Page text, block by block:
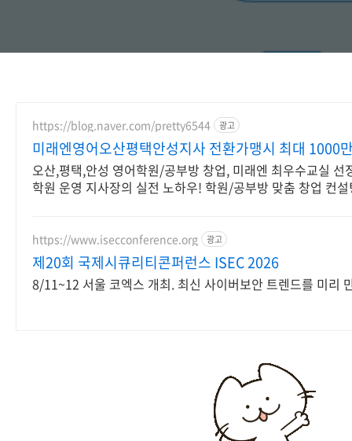
https://blog.naver.com/pretty6544 광고
미래엔영어오산평택안성지사 전환가맹시 최대 1000
오산,평택,안성 영어학원/공부방 창업, 미래엔 최우수교실 선
학원 운영 지사장의 실전 노하우! 학원/공부방 맞춤 창업 컨
https://www.isecconference.org 광고
제20회 국제시큐리티콘퍼런스 ISEC 2026
8/11~12 서울 코엑스 개최. 최신 사이버보안 트렌드를 미리